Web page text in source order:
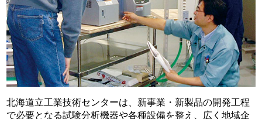
北海道立工業技術センターは、新事業・新製品の開発工程
で必要となる試験分析機器や各種設備を整え、広く地域企